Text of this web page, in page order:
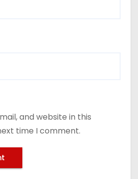
and website in this
time I comment.